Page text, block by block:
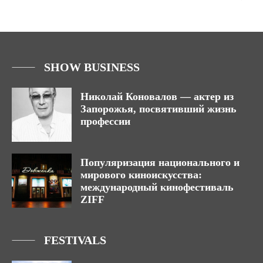
SHOW BUSINESS
Николай Коновалов — актер из
Запорожья, посвятивший жизнь
профессии
Популяризация национального и
мирового киноискусства:
международный кинофестиваль
ZIFF
FESTIVALS